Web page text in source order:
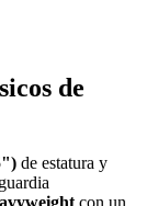
de
de estatura y